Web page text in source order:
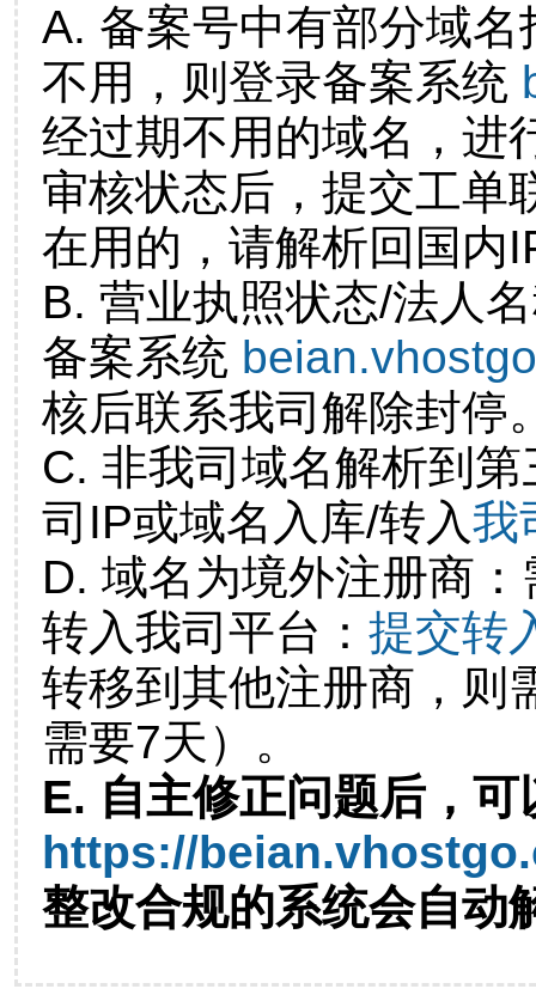
A. 备案号中有部分域
不用，则登录备案系统
经过期不用的域名，进
审核状态后，提交工单
在用的，请解析回国内
B. 营业执照状态/法人
备案系统
核后联系我司解除封停
C. 非我司域名解析到
司IP或域名入库/转入我
D. 域名为境外注册商
转入我司平台： 提交转
转移到其他注册商，则
需要7天）。
E. 自主修正问题后，可
https://
整改合规的系统会自动